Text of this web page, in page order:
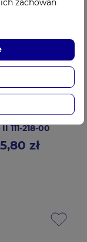
woskowa
II 111-218-00
5,80 zł
zachowań